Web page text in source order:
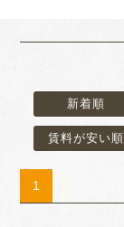
新着順
賃料が安い順
1